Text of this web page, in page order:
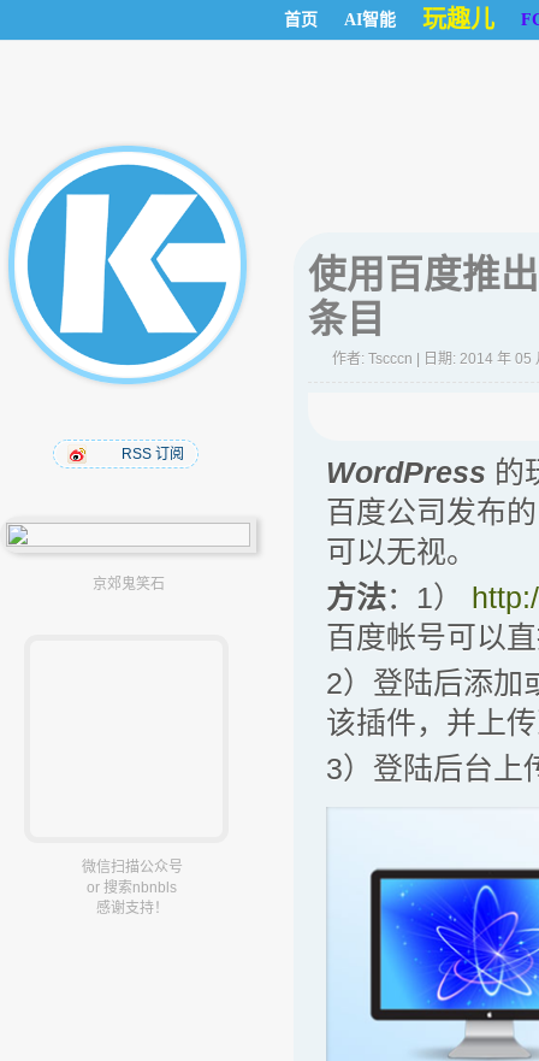
首页 AI智能 玩趣儿
RSS 订阅
京郊鬼笑石
微信扫描公众号
or 搜索nbnbls
感谢支持！
使用百度推
条目
作者: Tscccn | 日期: 2014 年
WordPress 的
百度公司发布
可以无视。
方法：1）
百度帐号可以
2）登陆后添加
该插件，并上
3）登陆后台上